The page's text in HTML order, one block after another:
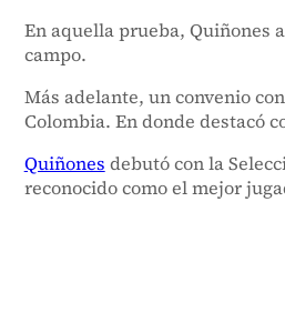
En aquella prueba, Quiñones
campo.
Más adelante, un convenio
Colombia. En donde destacó
Quiñones debutó con la
reconocido como el mejor